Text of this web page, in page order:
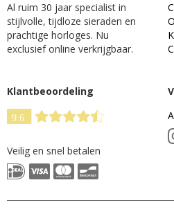
Al ruim 30 jaar specialist in
stijlvolle, tijdloze sieraden en
prachtige horloges. Nu
exclusief online verkrijgbaar.
Klantbeoordeling
Veilig en snel betalen